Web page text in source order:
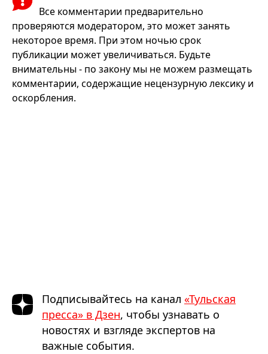
Все комментарии предварительно
проверяются модератором, это может занять
некоторое время. При этом ночью срок
публикации может увеличиваться. Будьте
внимательны - по закону мы не можем размещать
комментарии, содержащие нецензурную лексику и
оскорбления.
Подписывайтесь на канал «Тульская
пресса» в Дзен, чтобы узнавать о
новостях и взгляде экспертов на
важные события.